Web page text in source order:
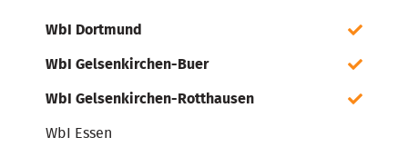
WbI Dortmund
WbI Gelsenkirchen-Buer
WbI Gelsenkirchen-Rotthausen
WbI Essen